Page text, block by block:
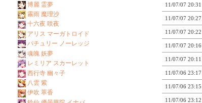
11/07/07 20:31
11/07/07 20:27
11/07/07 20:22
11/07/07 20:16
11/07/07 20:11
11/07/06 23:17
11/07/06 23:15
11/07/06 23:12
博麗 霊夢
霧雨 魔理沙
十六夜 咲夜
アリス マーガトロイド
パチュリー ノーレッジ
魂魄 妖夢
レミリア スカーレット
西行寺 幽々子
八雲 紫
伊吹 萃香